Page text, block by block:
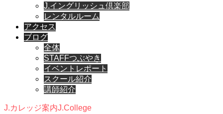
J.イングリッシュ倶楽部
レンタルルーム
アクセス
ブログ
全体
STAFFつぶやき
イベントレポート
スクール紹介
講師紹介
J.カレッジ案内J.College